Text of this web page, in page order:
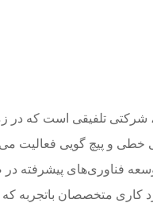
تلفیقی است که در
خطی و پیچ گویی فعالیت
فناوری‌های پیشرفته در
کاری متخصصان باتجربه که